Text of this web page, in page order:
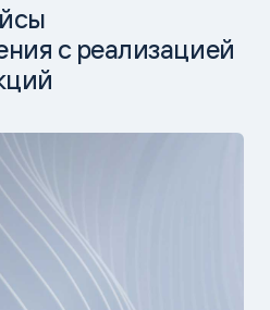
с реализацией